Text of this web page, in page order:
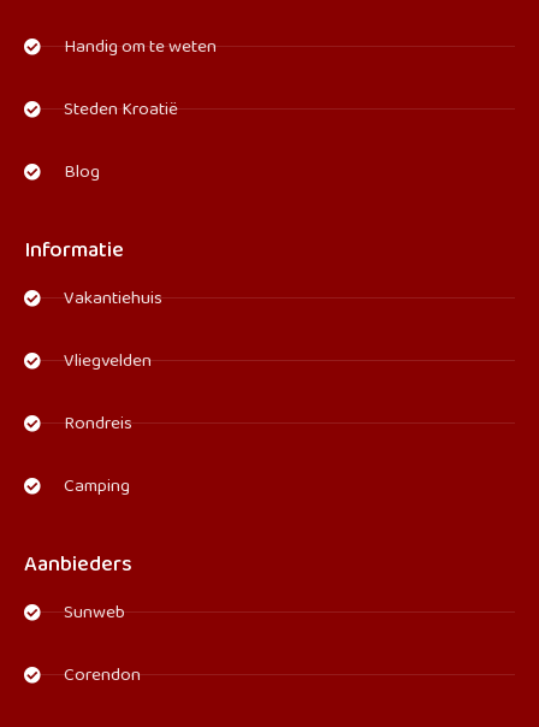
Handig om te weten
Steden Kroatië
Blog
Informatie
Vakantiehuis
Vliegvelden
Rondreis
Camping
Aanbieders
Sunweb
Corendon